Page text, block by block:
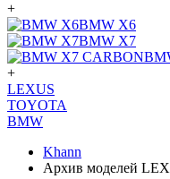
+
BMW X6
BMW X7
+
LEXUS
TOYOTA
BMW
Khann
Архив моделей